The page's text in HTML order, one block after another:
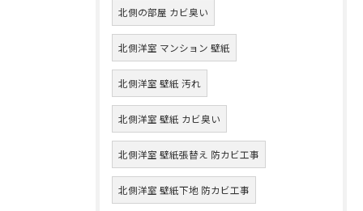
北側の部屋 カビ臭い
北側洋室 マンション 壁紙
北側洋室 壁紙 汚れ
北側洋室 壁紙 カビ臭い
北側洋室 壁紙張替え 防カビ工事
北側洋室 壁紙下地 防カビ工事